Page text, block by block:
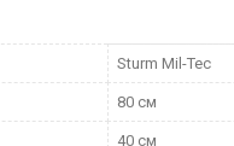
Sturm Mil-Tec
80 см
40 см